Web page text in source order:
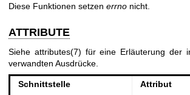
Diese Funktionen setzen errno nicht.
ATTRIBUTE
Siehe attributes(7) für eine Erläuterung der
verwandten Ausdrücke.
Schnittstelle Attribut